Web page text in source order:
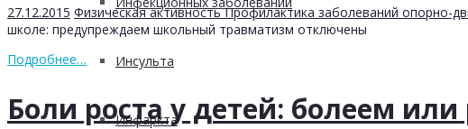
Инсульта
Инфаркта
27.12.2015 Физическая активность Профилактика заболеваний опорно-
школе: предупреждаем школьный травматизм отключены
Подробнее…
Боли роста у детей: болеем или